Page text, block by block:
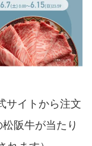
サイトから注文
阪牛が当たり